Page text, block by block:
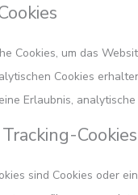
Cookies, um das
Cookies
Erlaubnis,
Cookies
sind Cookies oder